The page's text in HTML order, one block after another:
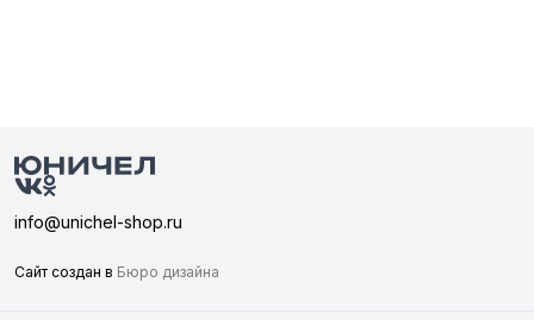
info@unichel-shop.ru
Сайт создан в Бюро дизайна